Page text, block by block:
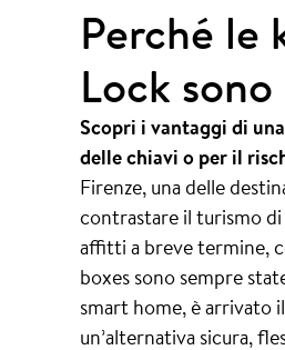
Perché le
Lock
Scopri i vantaggi di
delle chiavi o per il
Firenze, una delle
contrastare il turismo di
affitti a breve termine,
boxes sono sempre
smart home, è arrivato
un’alternativa sicura,